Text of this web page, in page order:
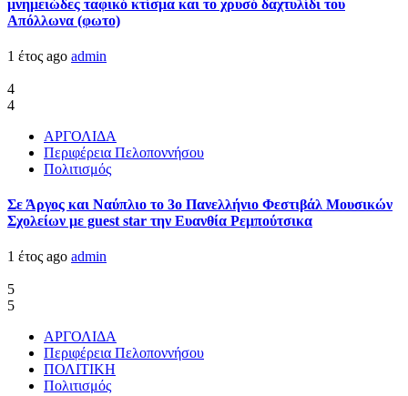
μνημειώδες ταφικό κτίσμα και το χρυσό δαχτυλίδι του
Απόλλωνα (φωτο)
1 έτος ago admin
4
4
ΑΡΓΟΛΙΔΑ
Περιφέρεια Πελοποννήσου
Πολιτισμός
Σε Άργος και Ναύπλιο το 3ο Πανελλήνιο Φεστιβάλ Μουσικών
Σχολείων με guest star την Ευανθία Ρεμπούτσικα
1 έτος ago admin
5
5
ΑΡΓΟΛΙΔΑ
Περιφέρεια Πελοποννήσου
ΠΟΛΙΤΙΚΗ
Πολιτισμός